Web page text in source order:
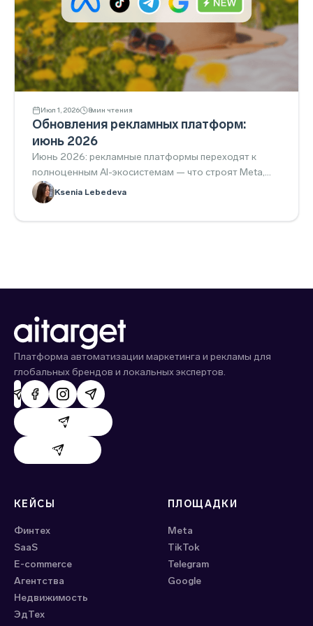
Июл 1, 2026 8мин чтения
Обновления рекламных платформ:
июнь 2026
Июнь 2026: рекламные платформы переходят к
полноценным AI-экосистемам — что строят Meta,
Google и TikTok. Дайджест.
Ksenia Lebedeva
Платформа автоматизации маркетинга и рекламы для
глобальных брендов и локальных экспертов.
Поддержка AdHand
Поддержка Evido
КЕЙСЫ
Финтех
SaaS
E-commerce
Агентства
Недвижимость
ЭдТех
ПЛОЩАДКИ
Meta
ТikTok
Telegram
Google